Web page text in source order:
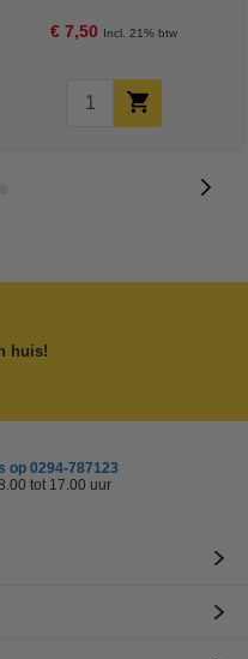
€ 7,50 Incl. 21% btw
huis!
op 0294-787123
tot 17.00 uur